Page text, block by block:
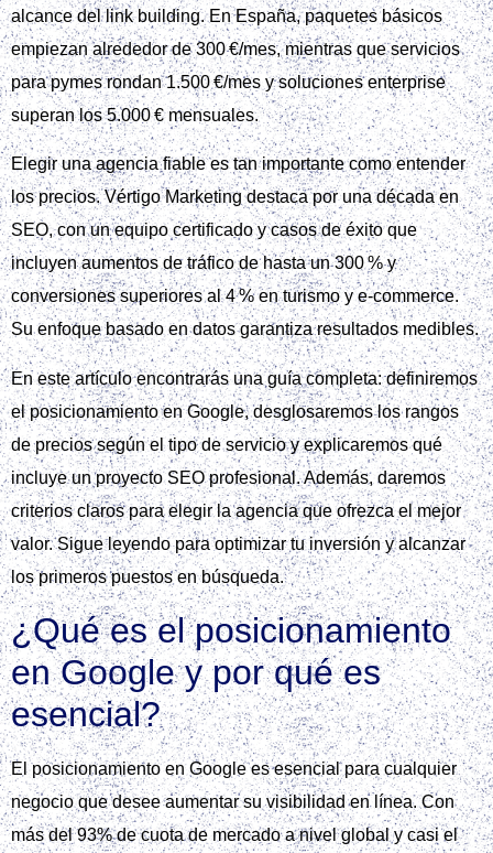
alcance del link building. En España, paquetes básicos
empiezan alrededor de 300 €/mes, mientras que servicios
para pymes rondan 1.500 €/mes y soluciones enterprise
superan los 5.000 € mensuales.
Elegir una agencia fiable es tan importante como entender
los precios. Vértigo Marketing destaca por una década en
SEO, con un equipo certificado y casos de éxito que
incluyen aumentos de tráfico de hasta un 300 % y
conversiones superiores al 4 % en turismo y e‑commerce.
Su enfoque basado en datos garantiza resultados medibles.
En este artículo encontrarás una guía completa: definiremos
el posicionamiento en Google, desglosaremos los rangos
de precios según el tipo de servicio y explicaremos qué
incluye un proyecto SEO profesional. Además, daremos
criterios claros para elegir la agencia que ofrezca el mejor
valor. Sigue leyendo para optimizar tu inversión y alcanzar
los primeros puestos en búsqueda.
¿Qué es el posicionamiento
en Google y por qué es
esencial?
El posicionamiento en Google es esencial para cualquier
negocio que desee aumentar su visibilidad en línea. Con
más del 93% de cuota de mercado a nivel global y casi el